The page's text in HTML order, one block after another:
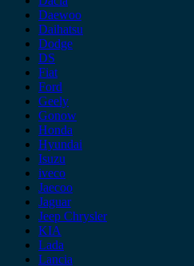
Daewoo
Daihatsu
Dodge
DS
Fiat
Ford
Geely
Gonow
Honda
Hyundai
Isuzu
iveco
Jaecoo
Jaguar
Jeep Chrysler
KIA
Lada
Lancia